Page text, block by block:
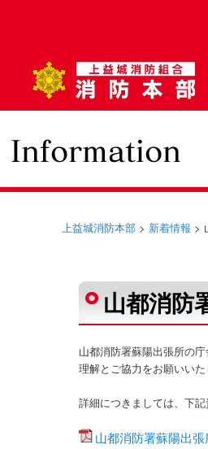
メインメニュー
上益城消防本部 > 新着情報 >
山都消防
山都消防署蘇陽出張所の
理解とご協力をお願いいた
詳細につきましては、下記
山都消防署蘇陽出